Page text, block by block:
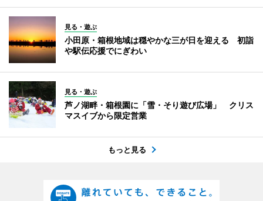
見る・遊ぶ
小田原・箱根地域は穏やかな三が日を迎える 初詣
や駅伝応援でにぎわい
見る・遊ぶ
芦ノ湖畔・箱根園に「雪・そり遊び広場」 クリス
マスイブから限定営業
もっと見る